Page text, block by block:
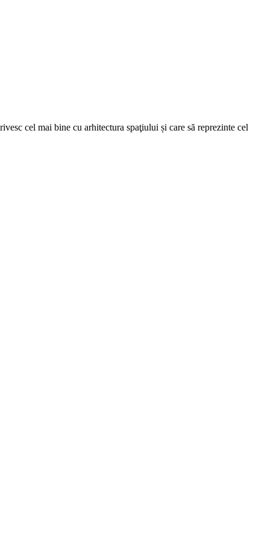
cel mai bine cu arhitectura spaţiului și care să reprezinte cel